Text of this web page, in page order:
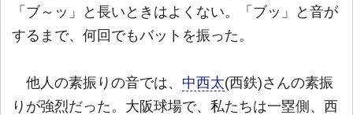
「ブ～ッ」と長いときはよくない。「ブッ」と音が
するまで、何回でもバットを振った。
他人の素振りの音では、 中西太(西鉄)さんの素振
りが強烈だった。大阪球場で、私たちは一塁側、西